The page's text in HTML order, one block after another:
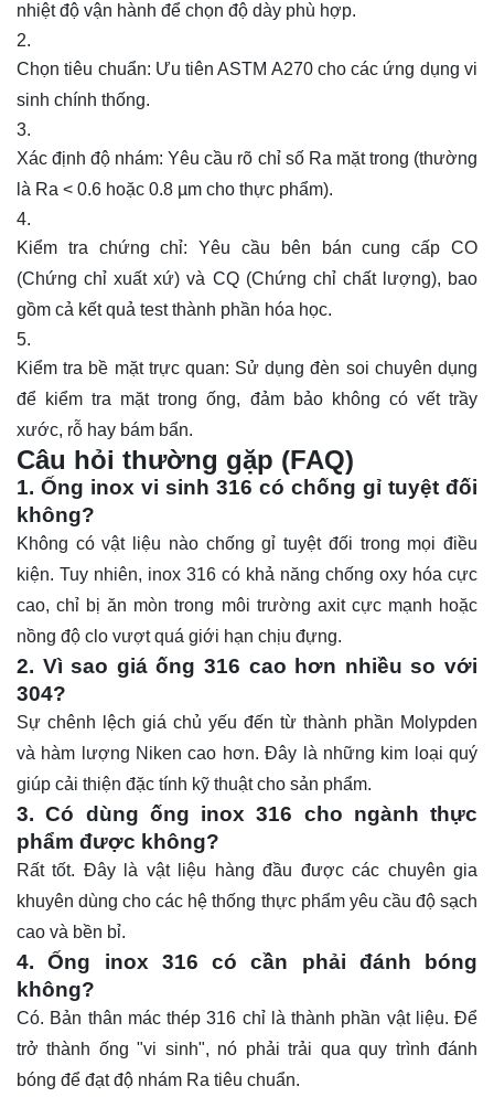
nhiệt độ vận hành để chọn độ dày phù hợp.
Chọn tiêu chuẩn: Ưu tiên ASTM A270 cho các ứng dụng vi
sinh chính thống.
Xác định độ nhám: Yêu cầu rõ chỉ số Ra mặt trong (thường
là Ra < 0.6 hoặc 0.8 µm cho thực phẩm).
Kiểm tra chứng chỉ: Yêu cầu bên bán cung cấp CO
(Chứng chỉ xuất xứ) và CQ (Chứng chỉ chất lượng), bao
gồm cả kết quả test thành phần hóa học.
Kiểm tra bề mặt trực quan: Sử dụng đèn soi chuyên dụng
để kiểm tra mặt trong ống, đảm bảo không có vết trầy
xước, rỗ hay bám bẩn.
Câu hỏi thường gặp (FAQ)
1. Ống inox vi sinh 316 có chống gỉ tuyệt đối
không?
Không có vật liệu nào chống gỉ tuyệt đối trong mọi điều
kiện. Tuy nhiên, inox 316 có khả năng chống oxy hóa cực
cao, chỉ bị ăn mòn trong môi trường axit cực mạnh hoặc
nồng độ clo vượt quá giới hạn chịu đựng.
2. Vì sao giá ống 316 cao hơn nhiều so với
304?
Sự chênh lệch giá chủ yếu đến từ thành phần Molypden
và hàm lượng Niken cao hơn. Đây là những kim loại quý
giúp cải thiện đặc tính kỹ thuật cho sản phẩm.
3. Có dùng ống inox 316 cho ngành thực
phẩm được không?
Rất tốt. Đây là vật liệu hàng đầu được các chuyên gia
khuyên dùng cho các hệ thống thực phẩm yêu cầu độ sạch
cao và bền bỉ.
4. Ống inox 316 có cần phải đánh bóng
không?
Có. Bản thân mác thép 316 chỉ là thành phần vật liệu. Để
trở thành ống "vi sinh", nó phải trải qua quy trình đánh
bóng để đạt độ nhám Ra tiêu chuẩn.